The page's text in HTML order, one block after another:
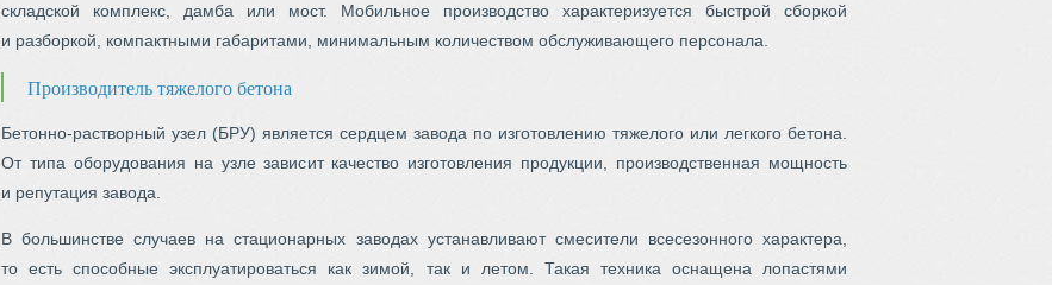
складской комплекс, дамба или мост. Мобильное производство характеризуется быстрой сборкой
и разборкой, компактными габаритами, минимальным количеством обслуживающего персонала.
Производитель тяжелого бетона
Бетонно-растворный узел (БРУ) является сердцем завода по изготовлению тяжелого или легкого бетона.
От типа оборудования на узле зависит качество изготовления продукции, производственная мощность
и репутация завода.
В большинстве случаев на стационарных заводах устанавливают смесители всесезонного характера,
то есть способные эксплуатироваться как зимой, так и летом. Такая техника оснащена лопастями